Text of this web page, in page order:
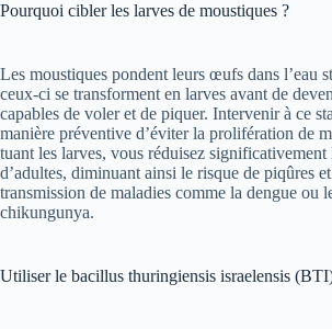
Pourquoi cibler les larves de moustiques ?
Les moustiques pondent leurs œufs dans l’eau
ceux-ci se transforment en larves avant de
capables de voler et de piquer. Intervenir à ce
manière préventive d’éviter la prolifération de
tuant les larves, vous réduisez significativement
d’adultes, diminuant ainsi le risque de piqûres
transmission de maladies comme la dengue ou
chikungunya.
Utiliser le bacillus thuringiensis israelensis